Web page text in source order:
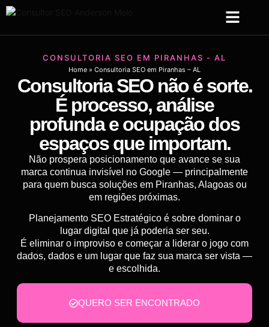
CONSULTORIA SEO EM PIRANHAS - AL
Home » Consultoria SEO em Piranhas – AL
Consultoria SEO não é sorte.
É processo, análise
profunda e ocupação dos
espaços que importam.
Não prospera posicionamento que avance se sua
marca continua invisível no Google — principalmente
para quem busca soluções em Piranhas, Alagoas ou
em regiões próximas.
Planejamento SEO Estratégico é sobre dominar o
lugar digital que já poderia ser seu.
É eliminar o improviso e começar a liderar o jogo com
dados, dados e um lugar que faz sua marca ser vista —
e escolhida.
QUERO SER ENCONTRADO